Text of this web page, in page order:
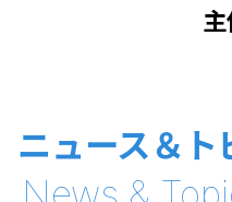
ニュース＆ト